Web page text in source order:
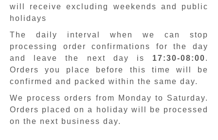
will receive excluding weekends and public
holidays
The daily interval when we can stop
processing order confirmations for the day
and leave the next day is 17:30-08:00.
Orders you place before this time will be
confirmed and packed within the same day.
We process orders from Monday to Saturday.
Orders placed on a holiday will be processed
on the next business day.